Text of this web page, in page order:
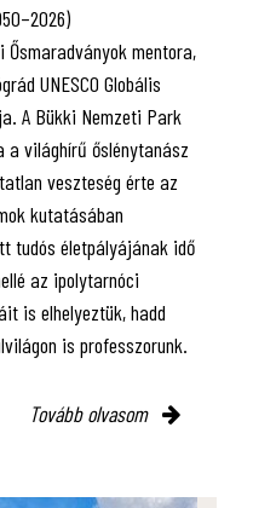
Ősmaradványok mentora,
UNESCO Globális
A Bükki Nemzeti Park
a világhírű őslénytanász
veszteség érte az
kutatásában
tudós életpályájának idő
az ipolytarnóci
is elhelyeztük, hadd
is professzorunk.
Tovább olvasom